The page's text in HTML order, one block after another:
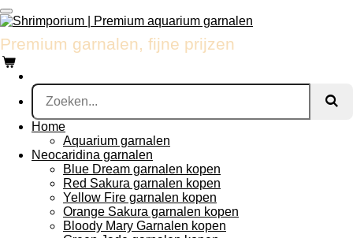
Ga
direct
naar
de
hoofdinhoud
Premium garnalen, fijne prijzen
Home
Aquarium garnalen
Neocaridina garnalen
Blue Dream garnalen kopen
Red Sakura garnalen kopen
Yellow Fire garnalen kopen
Orange Sakura garnalen kopen
Bloody Mary Garnalen kopen